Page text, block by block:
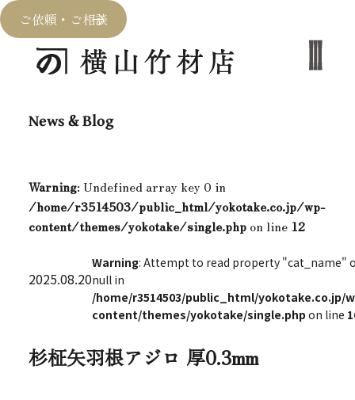
ご依頼・ご相談
News & Blog
Warning: Undefined array key 0 in
/home/r3514503/public_html/yokotake.co.jp/wp-
content/themes/yokotake/single.phpon line 12
2025.08.20
Warning: Attempt to read property "cat_name"
null in
/home/r3514503/public_html/yokotake.co.jp/
content/themes/yokotake/single.php on line
杉柾矢羽根アジロ 厚0.3mm